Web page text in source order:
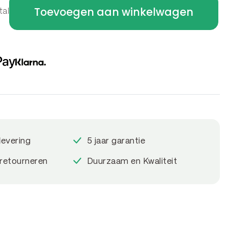
Toevoegen aan winkelwagen
5 jaar garantie
Duurzaam en Kwaliteit